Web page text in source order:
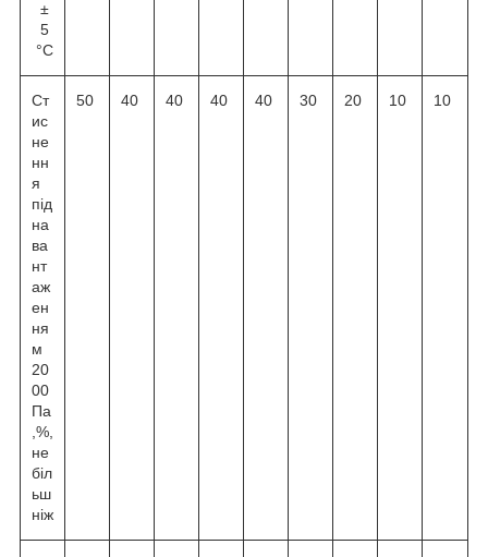
±
5
°С
Ст
ис
не
нн
я
під
на
ва
нт
аж
ен
ня
м
20
00
Па
,%,
не
біл
ьш
ніж
50 40 40 40 40 30 20 10 10